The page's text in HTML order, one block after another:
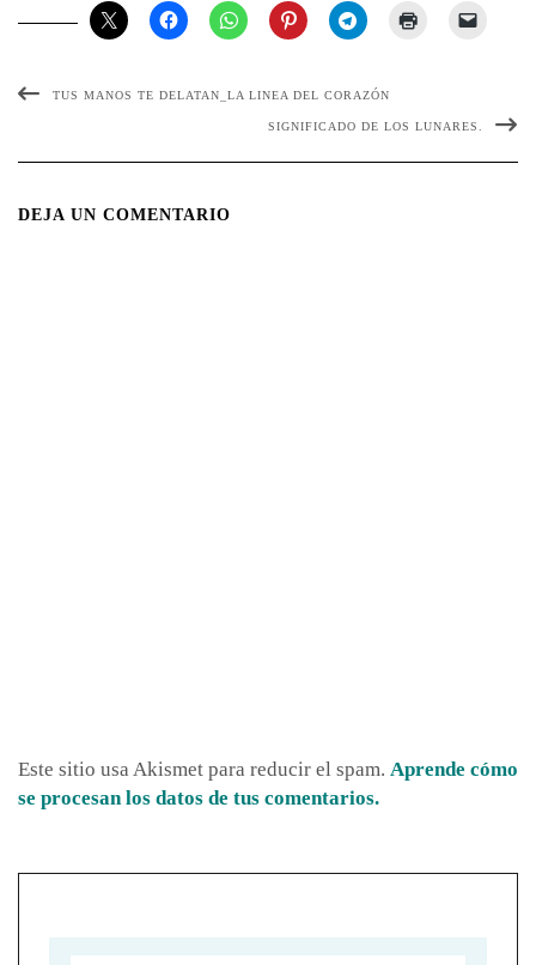
TUS MANOS TE DELATAN_LA LINEA DEL CORAZÓN
SIGNIFICADO DE LOS LUNARES.
DEJA UN COMENTARIO
Este sitio usa Akismet para reducir el spam. Aprende cómo
se procesan los datos de tus comentarios.